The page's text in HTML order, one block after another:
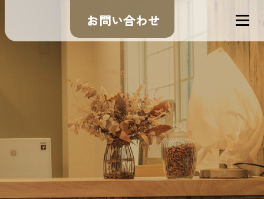
お問い合わせ